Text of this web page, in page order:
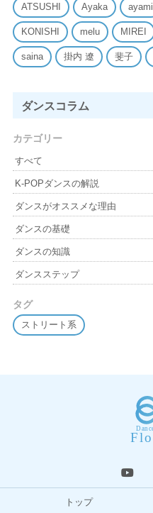
ATSUSHI Ayaka ayami
KONISHI melu MIREI
saina 掛内 遼 斐子
ダンスコラム
カテゴリー
すべて
K-POPダンスの解説
ダンスがオススメな理由
ダンスの基礎
ダンスの知識
ダンスステップ
タグ
ストリート系
トップ